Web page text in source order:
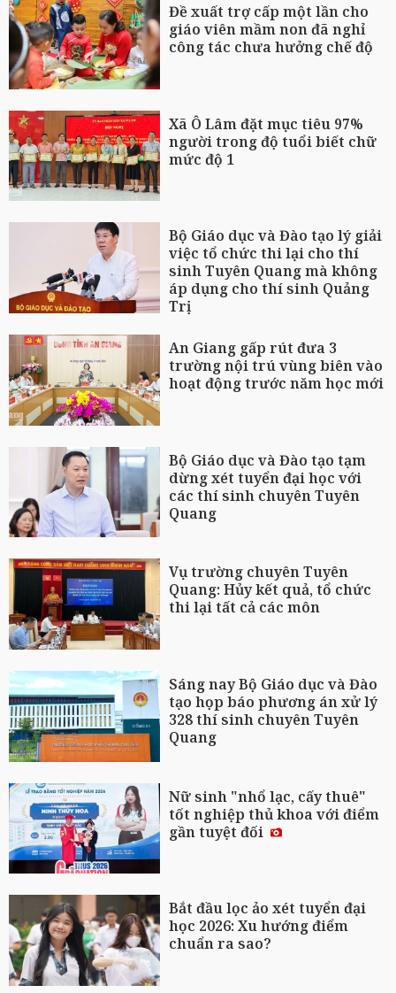
Đề xuất trợ cấp một lần cho
giáo viên mầm non đã nghỉ
công tác chưa hưởng chế độ
Xã Ô Lâm đặt mục tiêu 97%
người trong độ tuổi biết chữ
mức độ 1
Bộ Giáo dục và Đào tạo lý giải
việc tổ chức thi lại cho thí
sinh Tuyên Quang mà không
áp dụng cho thí sinh Quảng
Trị
An Giang gấp rút đưa 3
trường nội trú vùng biên vào
hoạt động trước năm học mới
Bộ Giáo dục và Đào tạo tạm
dừng xét tuyển đại học với
các thí sinh chuyên Tuyên
Quang
Vụ trường chuyên Tuyên
Quang: Hủy kết quả, tổ chức
thi lại tất cả các môn
Sáng nay Bộ Giáo dục và Đào
tạo họp báo phương án xử lý
328 thí sinh chuyên Tuyên
Quang
Nữ sinh "nhổ lạc, cấy thuê"
tốt nghiệp thủ khoa với điểm
gần tuyệt đối
Bắt đầu lọc ảo xét tuyển đại
học 2026: Xu hướng điểm
chuẩn ra sao?